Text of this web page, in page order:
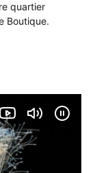
quartier
Boutique.